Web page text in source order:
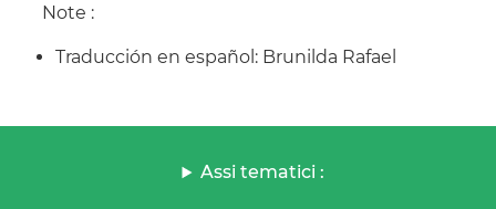
Note :
Traducción en español: Brunilda Rafael
Assi tematici :